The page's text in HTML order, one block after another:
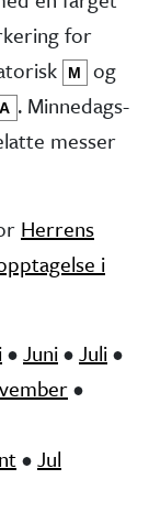
for
M
og
A . Minnedags­
messer
Herrens
i
•Juni•Juli•
•
•Jul